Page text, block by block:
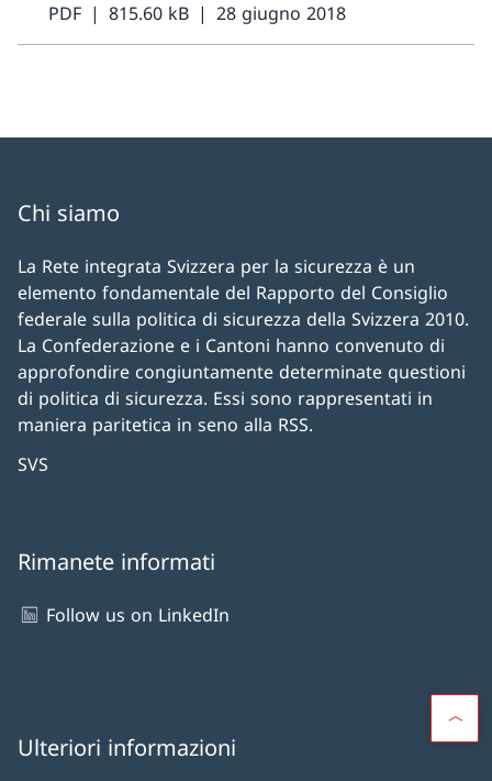
PDF
815.60 kB 28 giugno 2018
Chi siamo
La Rete integrata Svizzera per la sicurezza è un
elemento fondamentale del Rapporto del Consiglio
federale sulla politica di sicurezza della Svizzera 2010.
La Confederazione e i Cantoni hanno convenuto di
approfondire congiuntamente determinate questioni
di politica di sicurezza. Essi sono rappresentati in
maniera paritetica in seno alla RSS.
SVS
Rimanete informati
Follow us on LinkedIn
Ulteriori informazioni